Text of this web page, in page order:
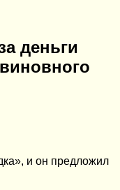
деньги
и он предложил